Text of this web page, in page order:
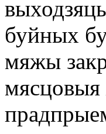
буйных
мяжы
мясцовыя